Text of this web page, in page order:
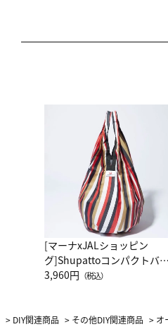
[マーナxJALショッピン
グ]Shupattoコンパクトバッ
グ Drop JAL客室乗務員
3,960円 （税込）
> DIY関連商品 > その他DIY関連商品 > オ